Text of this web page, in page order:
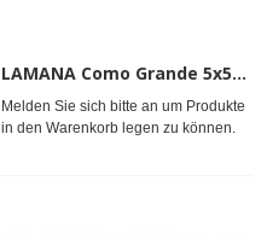
LAMANA Como Grande 5x50g
Melden Sie sich bitte an um Produkte
in den Warenkorb legen zu können.